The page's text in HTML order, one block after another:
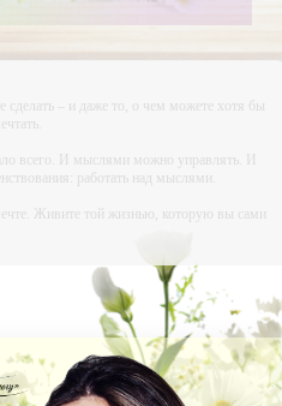
сделать – и даже то, о чем можете хотя бы
всего. И мыслями можно управлять. И
работать над мыслями.
Живите той жизнью, которую вы сами
большая нищета — глупость. Из всех
— самолюбование.
это пропустить его мимо ушей. Он
кроме того, кто его дал.
не люблю, когда их дают мне.